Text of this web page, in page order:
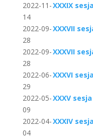
2022-11-
14
XXXIX
2022-09-
28
XXXVII
2022-09-
28
XXXVII
2022-06-
29
XXXVI
2022-05-
09
XXXV
2022-04-
04
XXXIV